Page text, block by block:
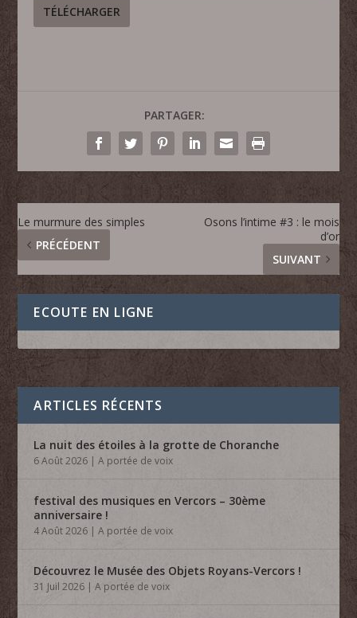
TÉLÉCHARGER
PARTAGER:
Le murmure des simples
PRÉCÉDENT
Osons l’intime #3 : le mois
d’or
SUIVANT
ECOUTE EN LIGNE
ARTICLES RÉCENTS
La nuit des étoiles à la grotte de Choranche
6 Août 2026 |A portée de voix
festival des musiques en Vercors – 30ème
anniversaire !
4 Août 2026 |A portée de voix
Découvrez le Musée des Objets Royans-Vercors !
31 Juil 2026 |A portée de voix